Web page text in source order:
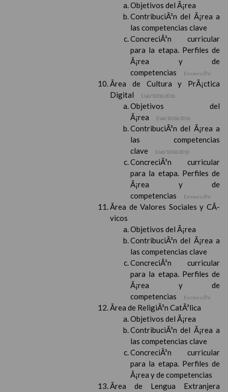
Objetivos del Ã¡rea
ContribuciÃ³n del Ã¡rea a
las competencias clave
ConcreciÃ³n curricular
para la etapa. Perfiles de
Ã¡rea y de
competencias
En revisiÃ³n
Ãrea de Cultura y PrÃ¡ctica
Digital
Elab/10/06/2016
Objetivos del
Ã¡rea
Elab/10/06/2016
ContribuciÃ³n del Ã¡rea a
las competencias
clave
Elab/10/06/2016
ConcreciÃ³n curricular
para la etapa. Perfiles de
Ã¡rea y de
competencias
En revisiÃ³n
Ãrea de Valores Sociales y CÃ­
vicos
Objetivos del Ã¡rea
ContribuciÃ³n del Ã¡rea a
las competencias clave
ConcreciÃ³n curricular
para la etapa. Perfiles de
Ã¡rea y de
competencias
En revisiÃ³n
Ãrea de ReligiÃ³n CatÃ³lica
Objetivos del Ã¡rea
ContribuciÃ³n del Ã¡rea a
las competencias clave
ConcreciÃ³n curricular
para la etapa. Perfiles de
Ã¡rea y de competencias
Ãrea de Lengua Extranjera